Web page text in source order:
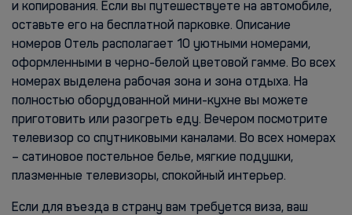
и копирования. Если вы путешествуете на автомобиле,
оставьте его на бесплатной парковке. Описание
номеров Отель располагает 10 уютными номерами,
оформленными в черно-белой цветовой гамме. Во всех
номерах выделена рабочая зона и зона отдыха. На
полностью оборудованной мини-кухне вы можете
приготовить или разогреть еду. Вечером посмотрите
телевизор со спутниковыми каналами. Во всех номерах
– сатиновое постельное белье, мягкие подушки,
плазменные телевизоры, спокойный интерьер.
Если для въезда в страну вам требуется виза, ваш